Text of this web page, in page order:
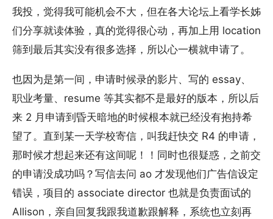
我投，觉得我可能机会不大，但在各大论坛上看学长姊
们分享就读体验，真的觉得很心动，再加上用 location
筛到最后其实没有很多选择，所以心一横就申请了。
也因为是第一间，申请时候录的影片、写的 essay、
职业考量、resume 等其实都不是最好的版本，所以后
来 2 月申请到昏天暗地的时候根本就已经没有抱持希
望了。直到某一天学校寄信，叫我赶快交 R4 的申请，
那时候才想起来还有这间呢！！同时也很疑惑，之前交
的申请没成功吗？写信去问 ao 才发现他们广告信设定
错误，项目的 associate director 也就是负责面试的
Allison，亲自回复我跟我道歉跟解释，系统也立刻再